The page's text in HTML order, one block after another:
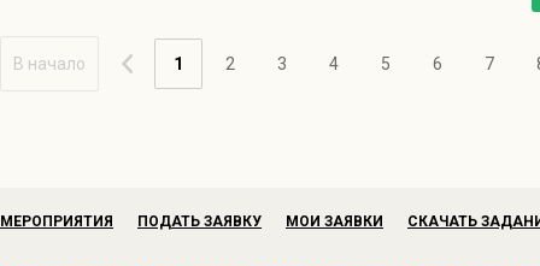
В начало 1 2 3 4 5 6 7
МЕРОПРИЯТИЯ ПОДАТЬ ЗАЯВКУ МОИ ЗАЯВКИ СКАЧАТЬ